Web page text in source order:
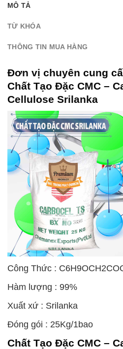
MÔ TẢ
TỪ KHÓA
THÔNG TIN MUA HÀNG
Đơn vị chuyên cung
Chất Tạo Đặc CMC –
Cellulose Srilanka
Công Thức :
Hàm lượng : 99%
Xuất xứ : Srilanka
Đóng gói : 25Kg/1bao
Chất Tạo Đặc CMC –